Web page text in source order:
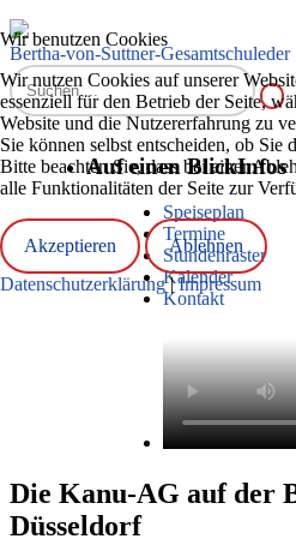
Bertha-von-Suttner-Gesamtschuleder
Auf einen BlickInfos
Speiseplan
Termine
Stundenraster
Kalender
Kontakt
Die Kanu-AG auf der
Düsseldorf
Wir benutzen Cookies
Wir nutzen Cookies auf unserer
essenziell für den Betrieb der Seite,
Website und die Nutzererfahrung zu
Sie können selbst entscheiden, ob Sie
Bitte beachten Sie, dass bei einer
alle Funktionalitäten der Seite zur
Akzeptieren
Ablehnen
Datenschutzerklärung|Impressum